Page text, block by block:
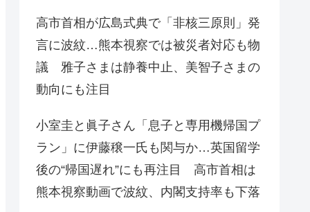
高市首相が広島式典で「非核三原則」発
言に波紋…熊本視察では被災者対応も物
議 雅子さまは静養中止、美智子さまの
動向にも注目
小室圭と眞子さん「息子と専用機帰国プ
ラン」に伊藤穣一氏も関与か…英国留学
後の“帰国遅れ”にも再注目 高市首相は
熊本視察動画で波紋、内閣支持率も下落